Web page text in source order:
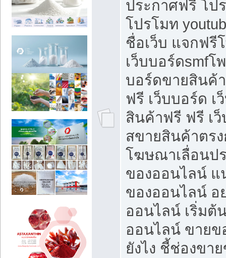
ประกาศฟรี โป
โปรโมท
ชื่อเว็บ แจกฟรี
เว็บบอร์ดsmfโ
บอร์ดขายสินค้
ฟรี เว็บบอร์ด เ
สินค้าฟรี ฟรี เ
สขายสินค้าตร
โฆษณาเลื่อนป
ของออนไลน์ แ
ของออนไลน์ อ
ออนไลน์ เริ่มต้
ออนไลน์ ขายข
ยังไง ชี้ช่องขา